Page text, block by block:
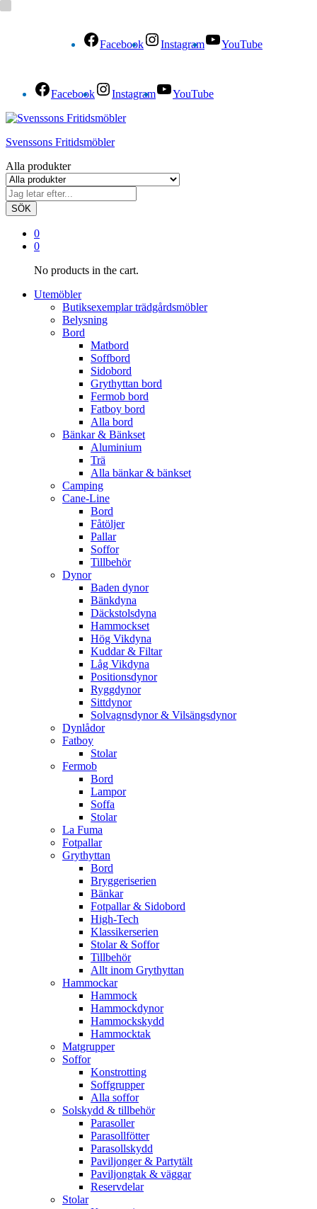
Facebook Instagram YouTube
Facebook Instagram YouTube
Svenssons Fritidsmöbler
Alla produkter
SÖK
0
0
No products in the cart.
Utemöbler
Butiksexemplar trädgårdsmöbler
Belysning
Bord
Matbord
Soffbord
Sidobord
Grythyttan bord
Fermob bord
Fatboy bord
Alla bord
Bänkar & Bänkset
Aluminium
Trä
Alla bänkar & bänkset
Camping
Cane-Line
Bord
Fåtöljer
Pallar
Soffor
Tillbehör
Dynor
Baden dynor
Bänkdyna
Däckstolsdyna
Hammockset
Hög Vikdyna
Kuddar & Filtar
Låg Vikdyna
Positionsdynor
Ryggdynor
Sittdynor
Solvagnsdynor & Vilsängsdynor
Dynlådor
Fatboy
Stolar
Fermob
Bord
Lampor
Soffa
Stolar
La Fuma
Fotpallar
Grythyttan
Bord
Bryggeriserien
Bänkar
Fotpallar & Sidobord
High-Tech
Klassikerserien
Stolar & Soffor
Tillbehör
Allt inom Grythyttan
Hammockar
Hammock
Hammockdynor
Hammockskydd
Hammocktak
Matgrupper
Soffor
Konstrotting
Soffgrupper
Alla soffor
Solskydd & tillbehör
Parasoller
Parasollfötter
Parasollskydd
Paviljonger & Partytält
Paviljongtak & väggar
Reservdelar
Stolar